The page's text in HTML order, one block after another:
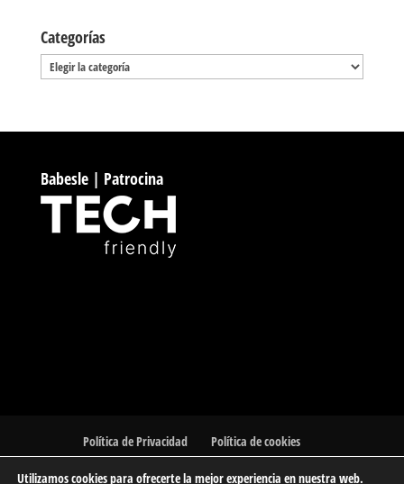
Categorías
Categorías
Babesle | Patrocina
Política de Privacidad Política de cookies
Utilizamos cookies para ofrecerte la mejor experiencia en nuestra web.